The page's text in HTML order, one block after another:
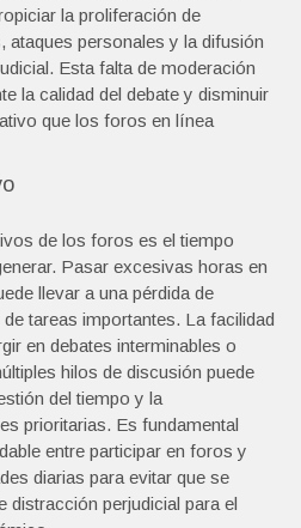
la proliferación de
ataques personales y la difusión
Esta falta de moderación
la calidad del debate y disminuir
que los foros en línea
de los foros es el tiempo
Pasar excesivas horas en
llevar a una pérdida de
tareas importantes. La facilidad
en debates interminables o
hilos de discusión puede
del tiempo y la
prioritarias. Es fundamental
entre participar en foros y
diarias para evitar que se
distracción perjudicial para el